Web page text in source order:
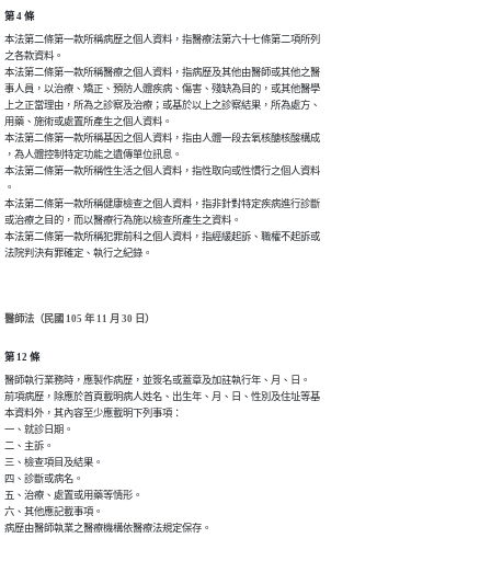
第 4 條
本法第二條第一款所稱病歷之個人資料，指醫療法第六十七條第二項所列
之各款資料。
本法第二條第一款所稱醫療之個人資料，指病歷及其他由醫師或其他之醫
事人員，以治療、矯正、預防人體疾病、傷害、殘缺為目的，或其他醫學
上之正當理由，所為之診察及治療；或基於以上之診察結果，所為處方、
用藥、施術或處置所產生之個人資料。
本法第二條第一款所稱基因之個人資料，指由人體一段去氧核醣核酸構成
，為人體控制特定功能之遺傳單位訊息。
本法第二條第一款所稱性生活之個人資料，指性取向或性慣行之個人資料
。
本法第二條第一款所稱健康檢查之個人資料，指非針對特定疾病進行診斷
或治療之目的，而以醫療行為施以檢查所產生之資料。
本法第二條第一款所稱犯罪前科之個人資料，指經緩起訴、職權不起訴或
法院判決有罪確定、執行之紀錄。
醫師法（民國 105 年 11 月 30 日）
第 12 條
醫師執行業務時，應製作病歷，並簽名或蓋章及加註執行年、月、日。
前項病歷，除應於首頁載明病人姓名、出生年、月、日、性別及住址等基
本資料外，其內容至少應載明下列事項：
一、就診日期。
二、主訴。
三、檢查項目及結果。
四、診斷或病名。
五、治療、處置或用藥等情形。
六、其他應記載事項。
病歷由醫師執業之醫療機構依醫療法規定保存。